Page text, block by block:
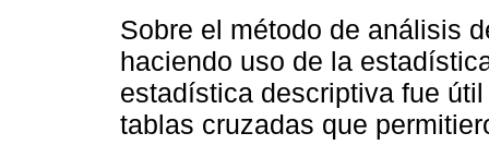
Sobre el método de análisis
haciendo uso de la
estadística descriptiva fue
tablas cruzadas que